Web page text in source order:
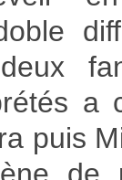
a
puis